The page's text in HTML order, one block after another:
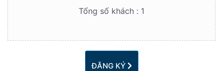
Tổng số khách : 1
ĐĂNG KÝ